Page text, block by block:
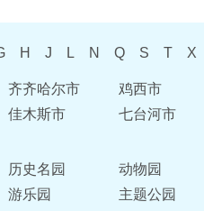
H J L N Q S T X
齐齐哈尔市 鸡西市
佳木斯市 七台河市
历史名园 动物园
游乐园 主题公园